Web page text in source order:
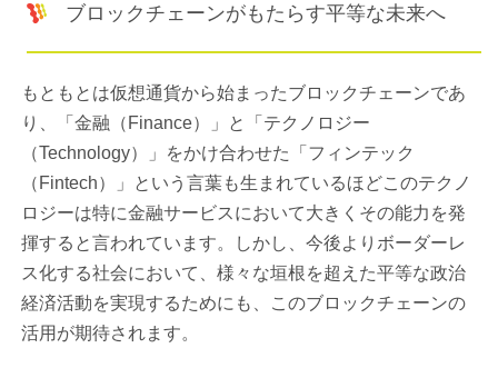
ブロックチェーンがもたらす平等な未来へ
もともとは仮想通貨から始まったブロックチェーンであ
り、「金融（Finance）」と「テクノロジー
（Technology）」をかけ合わせた「フィンテック
（Fintech）」という言葉も生まれているほどこのテクノ
ロジーは特に金融サービスにおいて大きくその能力を発
揮すると言われています。しかし、今後よりボーダーレ
ス化する社会において、様々な垣根を超えた平等な政治
経済活動を実現するためにも、このブロックチェーンの
活用が期待されます。